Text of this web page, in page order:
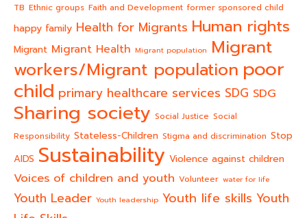
TB Ethnic groups Faith and Development former sponsored child
happy family Health for Migrants Human rights
Migrant Migrant Health Migrant population Migrant
workers/Migrant population poor
child primary healthcare services SDG SDG
Sharing society Social Justice Social
Responsibility Stateless-Children Stigma and discrimination Stop
AIDS Sustainability Violence against children
Voices of children and youth Volunteer water for life
Youth Leader Youth leadership Youth life skills Youth